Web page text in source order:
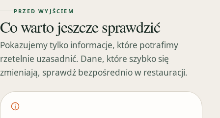
PRZED WYJŚCIEM
Co warto jeszcze sprawdzić
Pokazujemy tylko informacje, które potrafimy
rzetelnie uzasadnić. Dane, które szybko się
zmieniają, sprawdź bezpośrednio w restauracji.